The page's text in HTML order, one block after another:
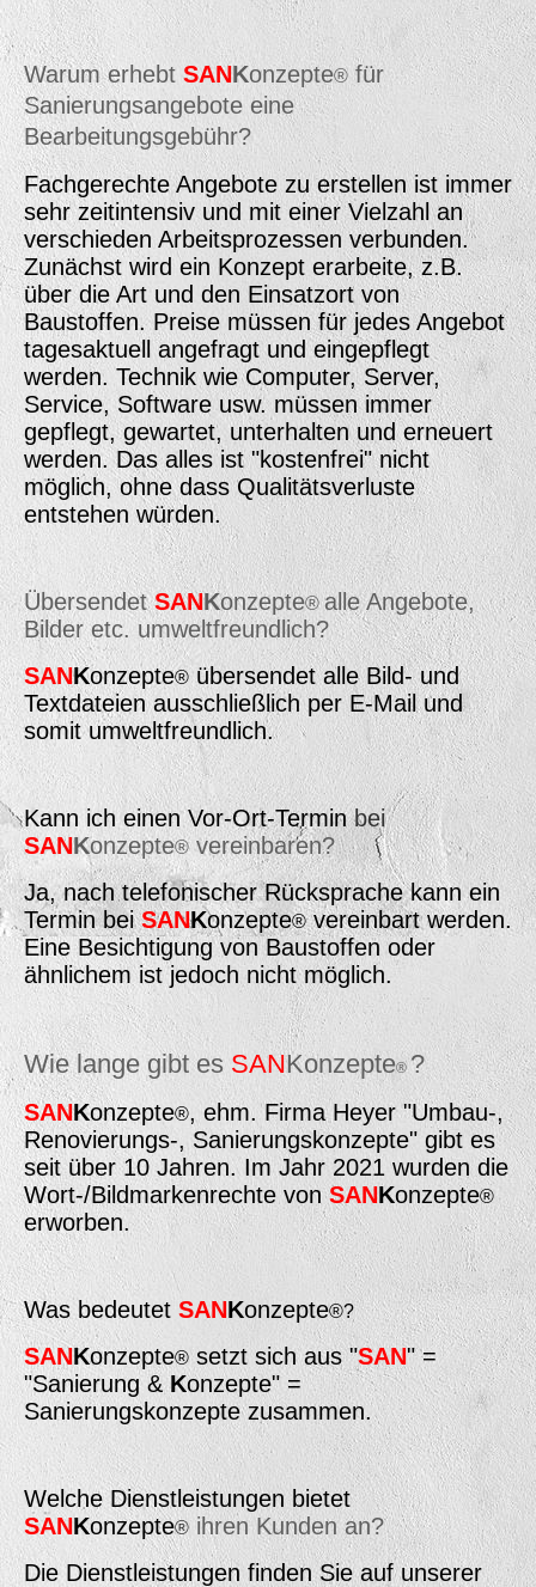
Warum erhebt SANKonzepte® für
Sanierungsangebote eine
Bearbeitungsgebühr?
Fachgerechte Angebote zu erstellen ist immer
sehr zeitintensiv und mit einer Vielzahl an
verschieden Arbeitsprozessen verbunden.
Zunächst wird ein Konzept erarbeite, z.B.
über die Art und den Einsatzort von
Baustoffen. Preise müssen für jedes Angebot
tagesaktuell angefragt und eingepflegt
werden. Technik wie Computer, Server,
Service, Software usw. müssen immer
gepflegt, gewartet, unterhalten und erneuert
werden. Das alles ist "kostenfrei" nicht
möglich, ohne dass Qualitätsverluste
entstehen würden.
ÜbersendetSANKonzepte®alle Angebote,
Bilder etc. umweltfreundlich?
SANKonzepte®übersendet alle Bild- und
Textdateien ausschließlich per E-Mail und
somit umweltfreundlich.
Kann ich einen Vor-Ort-Terminbei
SANKonzepte®vereinbaren?
Ja, nach telefonischer Rücksprache kann ein
Termin beiSANKonzepte®vereinbart werden.
Eine Besichtigung von Baustoffen oder
ähnlichem ist jedoch nicht möglich.
Wie lange gibt es SANKonzepte®?
SANKonzepte®, ehm. Firma Heyer "Umbau-,
Renovierungs-, Sanierungskonzepte" gibt es
seit über 10 Jahren. Im Jahr 2021 wurden die
Wort-/Bildmarkenrechte vonSANKonzepte®
erworben.
Was bedeutet SANKonzepte®?
SANKonzepte®setzt sich aus "SAN" =
"Sanierung &Konzepte" =
Sanierungskonzepte zusammen.
Welche Dienstleistungen bietet
SANKonzepte® ihren Kunden an?
Die Dienstleistungen finden Sie auf unserer